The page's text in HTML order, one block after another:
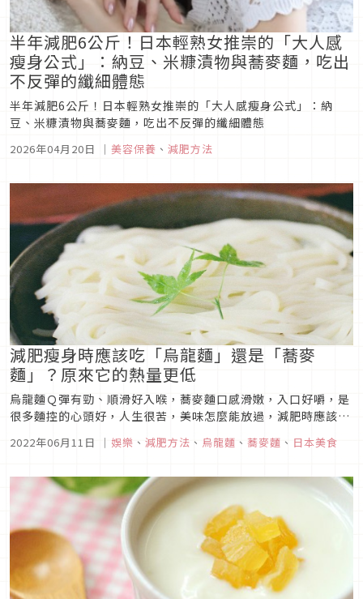
半年減肥6公斤！日本輕熟女推崇的「大人感
瘦身公式」：納豆、米糠漬物與蕎麥麵，吃出
不反彈的纖細體態
半年減肥6公斤！日本輕熟女推崇的「大人感瘦身公式」：納
豆、米糠漬物與蕎麥麵，吃出不反彈的纖細體態
2026年04月20日 ｜ 美容保養 、 減肥方法
減肥瘦身時應該吃「烏龍麵」還是「蕎麥
麵」？原來它的熱量更低
烏龍麵Ｑ彈有勁、順滑好入喉，蕎麥麵口感滑嫩，入口好嚼，是
很多麵控的心頭好，人生很苦，美味怎麼能放過，減肥時應該吃
天就要為大家解惑，讓你減肥也能嚐盡美食！
2022年06月11日 ｜ 娛樂 、 減肥方法 、 烏龍麵 、 蕎麥麵 、 日本美食